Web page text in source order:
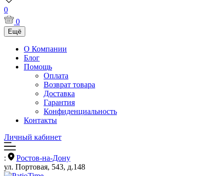
0
0
Ещё
О Компании
Блог
Помощь
Оплата
Возврат товара
Доставка
Гарантия
Конфиденциальность
Контакты
Личный кабинет
:
Ростов-на-Дону
ул. Портовая, 543, д.148